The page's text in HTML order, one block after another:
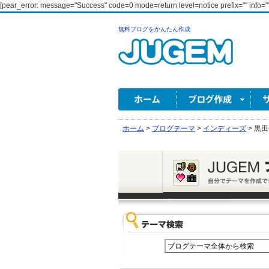
[pear_error: message="Success" code=0 mode=return level=notice prefix=""
無料ブログをかんたん作成
ホーム > ブログテーマ > インディーズ > 黒